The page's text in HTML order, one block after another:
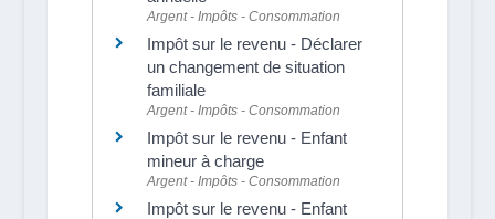
Argent - Impôts - Consommation
Impôt sur le revenu - Déclarer
un changement de situation
familiale
Argent - Impôts - Consommation
Impôt sur le revenu - Enfant
mineur à charge
Argent - Impôts - Consommation
Impôt sur le revenu - Enfant